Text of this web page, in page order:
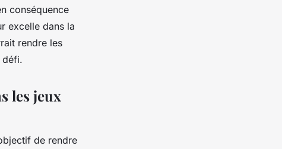
conséquence
excelle dans la
rendre les
défi.
les jeux
de rendre